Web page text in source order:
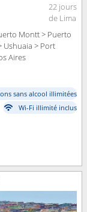
22 jours
de Lima
Montt > Puerto
Ushuaia > Port
Aires
sans alcool illimitées
Wi-Fi illimité inclus